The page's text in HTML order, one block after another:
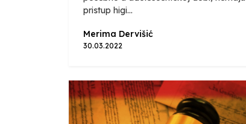
pristup higi...
Merima Dervišić
30.03.2022